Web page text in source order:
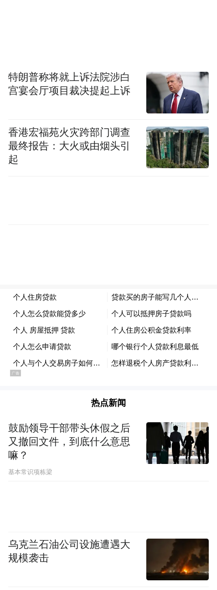
特朗普称将就上诉法院涉白
宫宴会厅项目裁决提起上诉
香港宏福苑火灾跨部门调查
最终报告：大火或由烟头引
起
热点新闻
鼓励领导干部带头休假之后
又撤回文件，到底什么意思
嘛？
基本常识项栋梁
乌克兰石油公司设施遭遇大
规模袭击